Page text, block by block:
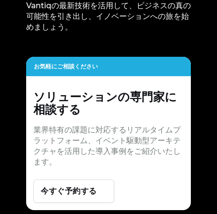
Vantiqの最新技術を活用して、ビジネスの真の
可能性を引き出し、イノベーションへの旅を始
めましょう。
お気軽にご相談ください
ソリューションの専門家に
相談する
業界特有の課題に対応するリアルタイムプ
ラットフォーム、イベント駆動型アーキテ
クチャを活用した導入事例をご紹介いたし
ます。
今すぐ予約する